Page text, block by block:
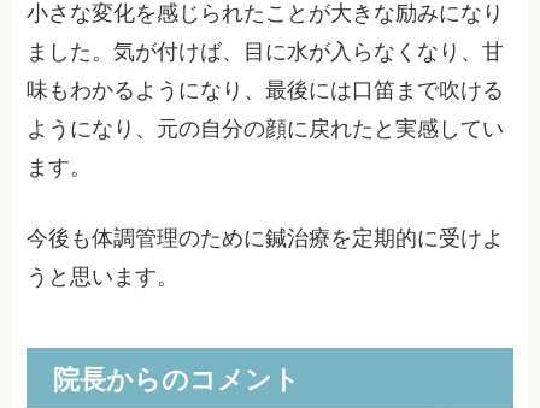
小さな変化を感じられたことが大きな励みになり
ました。気が付けば、目に水が入らなくなり、甘
味もわかるようになり、最後には口笛まで吹ける
ようになり、元の自分の顔に戻れたと実感してい
ます。
今後も体調管理のために鍼治療を定期的に受けよ
うと思います。
院長からのコメント